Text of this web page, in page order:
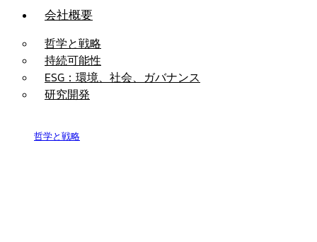
会社概要
哲学と戦略
持続可能性
ESG：環境、社会、ガバナンス
研究開発
哲学と戦略